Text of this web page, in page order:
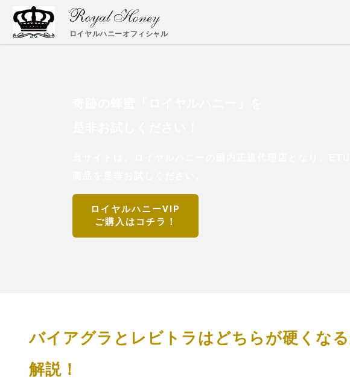
ロイヤルハニーオフィシャル
ロイヤルハニーVIP
ご購入はコチラ！
バイアグラとレビトラはどちらが硬くな
解説！